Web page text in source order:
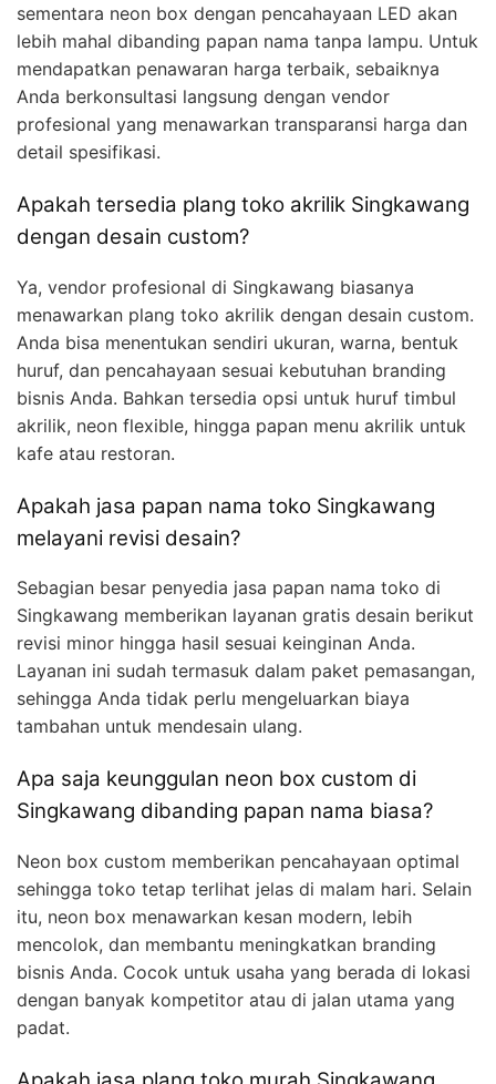
sementara neon box dengan pencahayaan LED akan
lebih mahal dibanding papan nama tanpa lampu. Untuk
mendapatkan penawaran harga terbaik, sebaiknya
Anda berkonsultasi langsung dengan vendor
profesional yang menawarkan transparansi harga dan
detail spesifikasi.
Apakah tersedia plang toko akrilik Singkawang
dengan desain custom?
Ya, vendor profesional di Singkawang biasanya
menawarkan plang toko akrilik dengan desain custom.
Anda bisa menentukan sendiri ukuran, warna, bentuk
huruf, dan pencahayaan sesuai kebutuhan branding
bisnis Anda. Bahkan tersedia opsi untuk huruf timbul
akrilik, neon flexible, hingga papan menu akrilik untuk
kafe atau restoran.
Apakah jasa papan nama toko Singkawang
melayani revisi desain?
Sebagian besar penyedia jasa papan nama toko di
Singkawang memberikan layanan gratis desain berikut
revisi minor hingga hasil sesuai keinginan Anda.
Layanan ini sudah termasuk dalam paket pemasangan,
sehingga Anda tidak perlu mengeluarkan biaya
tambahan untuk mendesain ulang.
Apa saja keunggulan neon box custom di
Singkawang dibanding papan nama biasa?
Neon box custom memberikan pencahayaan optimal
sehingga toko tetap terlihat jelas di malam hari. Selain
itu, neon box menawarkan kesan modern, lebih
mencolok, dan membantu meningkatkan branding
bisnis Anda. Cocok untuk usaha yang berada di lokasi
dengan banyak kompetitor atau di jalan utama yang
padat.